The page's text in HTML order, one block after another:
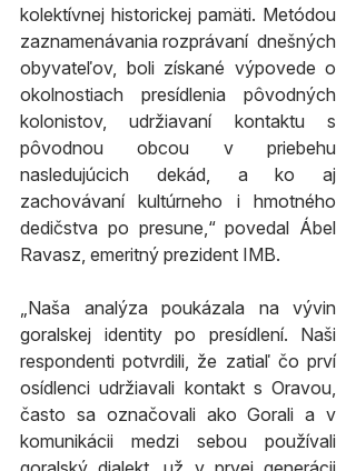
kolektívnej historickej pamäti. Metódou
zaznamenávania rozprávaní  dnešných
obyvateľov, boli získané výpovede o
okolnostiach presídlenia pôvodných
kolonistov, udržiavaní kontaktu s
pôvodnou obcou v priebehu
nasledujúcich dekád, a ko aj
zachovávaní kultúrneho i hmotného
dedičstva po presune,“ povedal Ábel
Ravasz, emeritný prezident IMB.
„Naša analýza poukázala na vývin
goralskej identity po presídlení. Naši
respondenti potvrdili, že zatiaľ čo prví
osídlenci udržiavali kontakt s Oravou,
často sa označovali ako Gorali a v
komunikácii medzi sebou používali